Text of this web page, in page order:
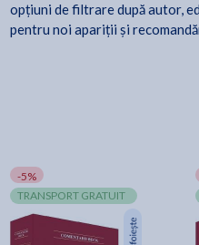
opțiuni de filtrare după autor,
pentru noi apariții și
-5%
TRANSPORT GRATUIT